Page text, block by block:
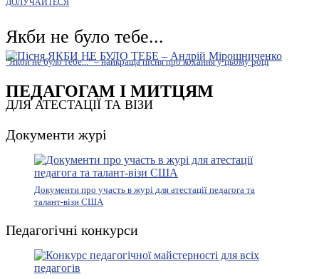
ДОЛУЧАЙТЕСЯ
Якби не було тебе...
"Якби не було тебе..." – найкраща пісня про кохання у цьому році
ПЕДАГОГАМ І МИТЦЯМ
ДЛЯ АТЕСТАЦІЇ ТА ВІЗИ
Документи журі
Документи про участь в журі для атестації педагога та
талант-візи США
Педагогічні конкурси